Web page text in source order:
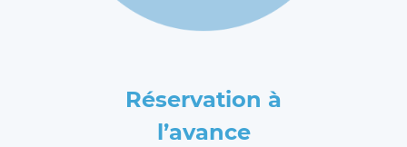
Réservation à
l’avance